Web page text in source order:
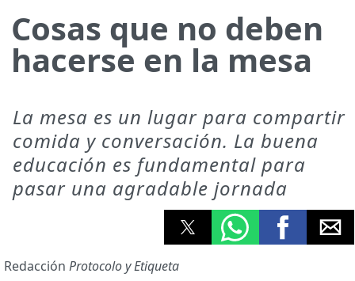
Cosas que no deben
hacerse en la mesa
La mesa es un lugar para compartir
comida y conversación. La buena
educación es fundamental para
pasar una agradable jornada
RedacciónProtocolo y Etiqueta